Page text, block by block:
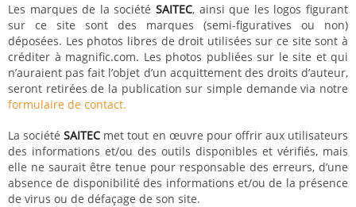
Les marques de la société SAITEC, ainsi que les logos figurant
sur ce site sont des marques (semi-figuratives ou non)
déposées. Les photos libres de droit utilisées sur ce site sont à
créditer à magnific.com. Les photos publiées sur le site et qui
n’auraient pas fait l’objet d’un acquittement des droits d’auteur,
seront retirées de la publication sur simple demande via notre
formulaire de contact.
La sociétéSAITEC met tout en œuvre pour offrir aux utilisateurs
des informations et/ou des outils disponibles et vérifiés, mais
elle ne saurait être tenue pour responsable des erreurs, d’une
absence de disponibilité des informations et/ou de la présence
de virus ou de défaçage de son site.